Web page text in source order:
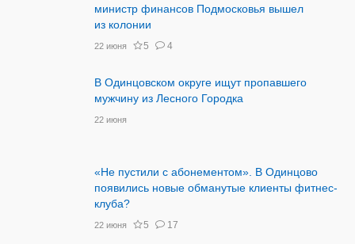
министр финансов Подмосковья вышел
из колонии
22 июня 5 4
В Одинцовском округе ищут пропавшего
мужчину из Лесного Городка
22 июня
«Не пустили с абонементом». В Одинцово
появились новые обманутые клиенты фитнес-
клуба?
22 июня 5 17